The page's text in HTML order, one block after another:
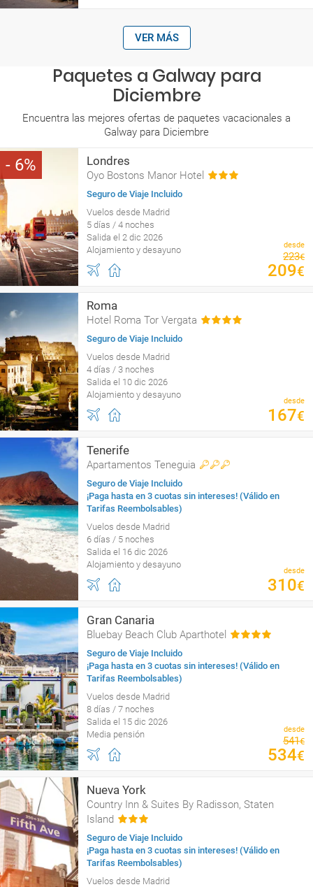
VER MÁS
Paquetes a Galway para
Diciembre
Encuentra las mejores ofertas de paquetes vacacionales a
Galway para Diciembre
6 Londres
Oyo Bostons Manor Hotel
Seguro de Viaje Incluido
Vuelos desde Madrid
5 días / 4 noches
Salida el 2 dic 2026
Alojamiento y desayuno
desde
223€
209€
Roma
Hotel Roma Tor Vergata
Seguro de Viaje Incluido
Vuelos desde Madrid
4 días / 3 noches
Salida el 10 dic 2026
Alojamiento y desayuno
desde
167€
Tenerife
Apartamentos Teneguia
Seguro de Viaje Incluido
¡Paga hasta en 3 cuotas sin intereses! (Válido en
Tarifas Reembolsables)
Vuelos desde Madrid
6 días / 5 noches
Salida el 16 dic 2026
Alojamiento y desayuno
desde
310€
Gran Canaria
Bluebay Beach Club Aparthotel
Seguro de Viaje Incluido
¡Paga hasta en 3 cuotas sin intereses! (Válido en
Tarifas Reembolsables)
Vuelos desde Madrid
8 días / 7 noches
Salida el 15 dic 2026
Media pensión
desde
541€
534€
Nueva York
Country Inn & Suites By Radisson, Staten
Island
Seguro de Viaje Incluido
¡Paga hasta en 3 cuotas sin intereses! (Válido en
Tarifas Reembolsables)
Vuelos desde Madrid